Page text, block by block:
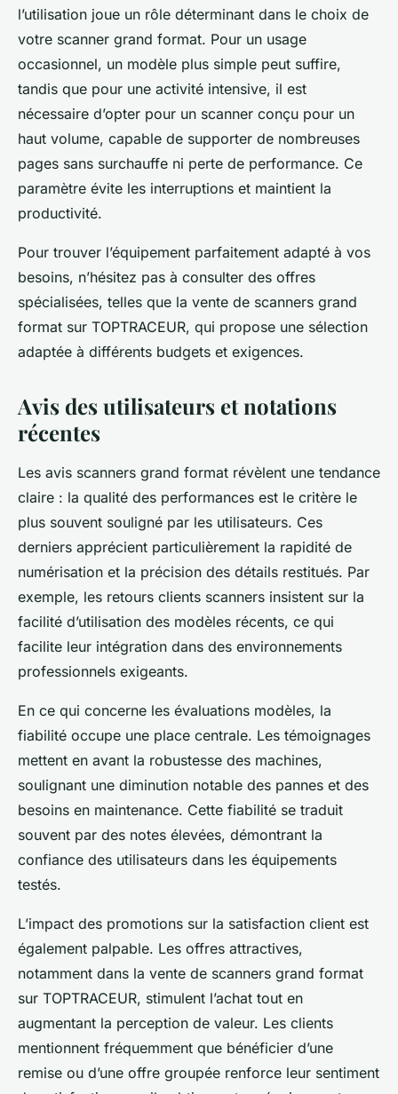
l’utilisation joue un rôle déterminant dans le choix de
votre scanner grand format. Pour un usage
occasionnel, un modèle plus simple peut suffire,
tandis que pour une activité intensive, il est
nécessaire d’opter pour un scanner conçu pour un
haut volume, capable de supporter de nombreuses
pages sans surchauffe ni perte de performance. Ce
paramètre évite les interruptions et maintient la
productivité.
Pour trouver l’équipement parfaitement adapté à vos
besoins, n’hésitez pas à consulter des offres
spécialisées, telles que la vente de scanners grand
format sur TOPTRACEUR, qui propose une sélection
adaptée à différents budgets et exigences.
Avis des utilisateurs et notations
récentes
Les avis scanners grand format révèlent une tendance
claire : la qualité des performances est le critère le
plus souvent souligné par les utilisateurs. Ces
derniers apprécient particulièrement la rapidité de
numérisation et la précision des détails restitués. Par
exemple, les retours clients scanners insistent sur la
facilité d’utilisation des modèles récents, ce qui
facilite leur intégration dans des environnements
professionnels exigeants.
En ce qui concerne les évaluations modèles, la
fiabilité occupe une place centrale. Les témoignages
mettent en avant la robustesse des machines,
soulignant une diminution notable des pannes et des
besoins en maintenance. Cette fiabilité se traduit
souvent par des notes élevées, démontrant la
confiance des utilisateurs dans les équipements
testés.
L’impact des promotions sur la satisfaction client est
également palpable. Les offres attractives,
notamment dans la vente de scanners grand format
sur TOPTRACEUR, stimulent l’achat tout en
augmentant la perception de valeur. Les clients
mentionnent fréquemment que bénéficier d’une
remise ou d’une offre groupée renforce leur sentiment